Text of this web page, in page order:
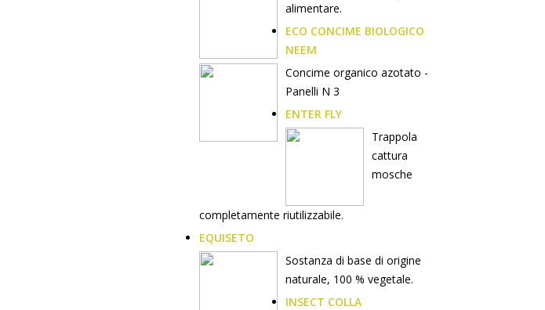
alimentare.
ECO CONCIME BIOLOGICO
NEEM
Concime organico azotato -
Panelli N 3
ENTER FLY
Trappola
cattura
mosche
completamente riutilizzabile.
EQUISETO
Sostanza di base di origine
naturale, 100 % vegetale.
INSECT COLLA